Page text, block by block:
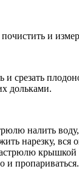
и
срезать
дольками.
налить
нарезку, вся
крышкой
и пропариваться.